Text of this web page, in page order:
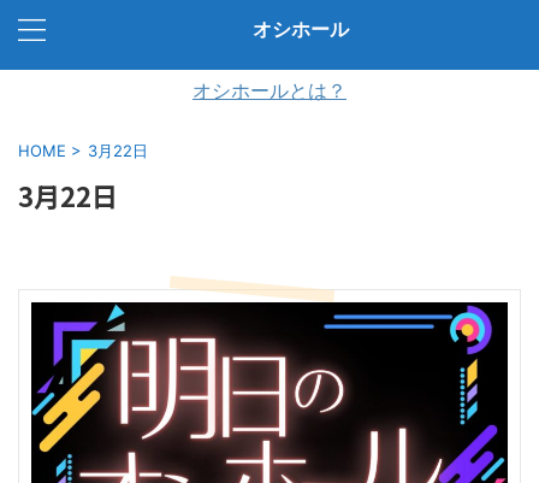
オシホール
オシホールとは？
HOME > 3月22日
3月22日